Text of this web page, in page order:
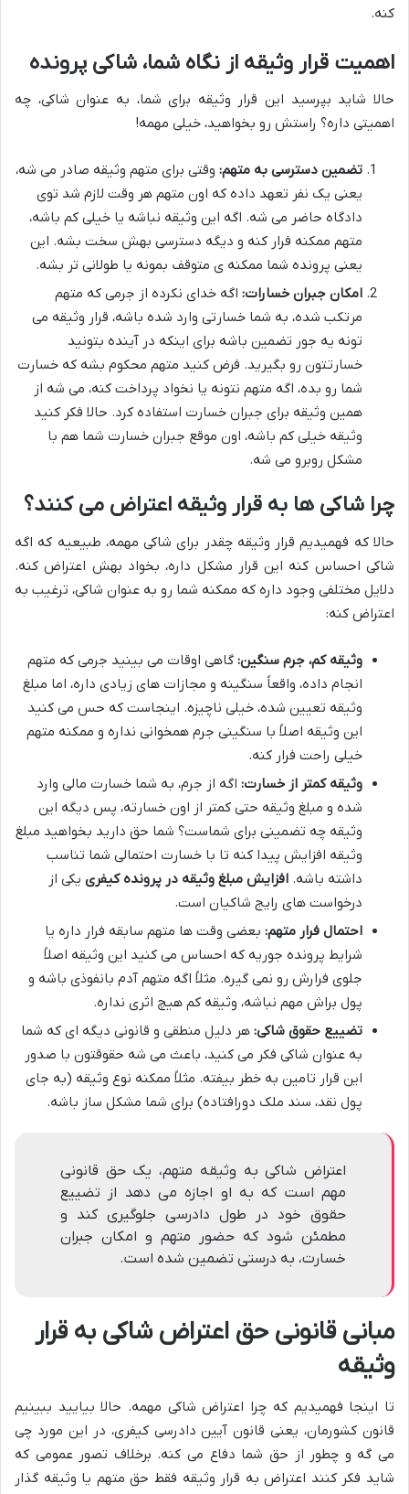
کنه.
اهمیت قرار وثیقه از نگاه شما، شاکی پرونده
حالا شاید بپرسید این قرار وثیقه برای شما، به عنوان شاکی، چه
اهمیتی داره؟ راستش رو بخواهید، خیلی مهمه!
تضمین دسترسی به متهم: وقتی برای متهم وثیقه صادر می شه،
یعنی یک نفر تعهد داده که اون متهم هر وقت لازم شد توی
دادگاه حاضر می شه. اگه این وثیقه نباشه یا خیلی کم باشه،
متهم ممکنه فرار کنه و دیگه دسترسی بهش سخت بشه. این
یعنی پرونده شما ممکنه ی متوقف بمونه یا طولانی تر بشه.
امکان جبران خسارات: اگه خدای نکرده از جرمی که متهم
مرتکب شده، به شما خسارتی وارد شده باشه، قرار وثیقه می
تونه یه جور تضمین باشه برای اینکه در آینده بتونید
خسارتتون رو بگیرید. فرض کنید متهم محکوم بشه که خسارت
شما رو بده، اگه متهم نتونه یا نخواد پرداخت کنه، می شه از
همین وثیقه برای جبران خسارت استفاده کرد. حالا فکر کنید
وثیقه خیلی کم باشه، اون موقع جبران خسارت شما هم با
مشکل روبرو می شه.
چرا شاکی ها به قرار وثیقه اعتراض می کنند؟
حالا که فهمیدیم قرار وثیقه چقدر برای شاکی مهمه، طبیعیه که اگه
شاکی احساس کنه این قرار مشکل داره، بخواد بهش اعتراض کنه.
دلایل مختلفی وجود داره که ممکنه شما رو به عنوان شاکی، ترغیب به
اعتراض کنه:
وثیقه کم، جرم سنگین: گاهی اوقات می بینید جرمی که متهم
انجام داده، واقعاً سنگینه و مجازات های زیادی داره، اما مبلغ
وثیقه تعیین شده، خیلی ناچیزه. اینجاست که حس می کنید
این وثیقه اصلاً با سنگینی جرم همخوانی نداره و ممکنه متهم
خیلی راحت فرار کنه.
وثیقه کمتر از خسارت: اگه از جرم، به شما خسارت مالی وارد
شده و مبلغ وثیقه حتی کمتر از اون خسارته، پس دیگه این
وثیقه چه تضمینی برای شماست؟ شما حق دارید بخواهید مبلغ
وثیقه افزایش پیدا کنه تا با خسارت احتمالی شما تناسب
داشته باشه. افزایش مبلغ وثیقه در پرونده کیفری یکی از
درخواست های رایج شاکیان است.
احتمال فرار متهم: بعضی وقت ها متهم سابقه فرار داره یا
شرایط پرونده جوریه که احساس می کنید این وثیقه اصلاً
جلوی فرارش رو نمی گیره. مثلاً اگه متهم آدم بانفوذی باشه و
پول براش مهم نباشه، وثیقه کم هیچ اثری نداره.
تضییع حقوق شاکی: هر دلیل منطقی و قانونی دیگه ای که شما
به عنوان شاکی فکر می کنید، باعث می شه حقوقتون با صدور
این قرار تامین به خطر بیفته. مثلاً ممکنه نوع وثیقه (به جای
پول نقد، سند ملک دورافتاده) برای شما مشکل ساز باشه.
اعتراض شاکی به وثیقه متهم، یک حق قانونی
مهم است که به او اجازه می دهد از تضییع
حقوق خود در طول دادرسی جلوگیری کند و
مطمئن شود که حضور متهم و امکان جبران
خسارت، به درستی تضمین شده است.
مبانی قانونیحق اعتراض شاکی به قرار
وثیقه
تا اینجا فهمیدیم که چرا اعتراض شاکی مهمه. حالا بیایید ببینیم
قانون کشورمان، یعنی قانون آیین دادرسی کیفری، در این مورد چی
می گه و چطور از حق شما دفاع می کنه. برخلاف تصور عمومی که
شاید فکر کنند اعتراض به قرار وثیقه فقط حق متهم یا وثیقه گذار